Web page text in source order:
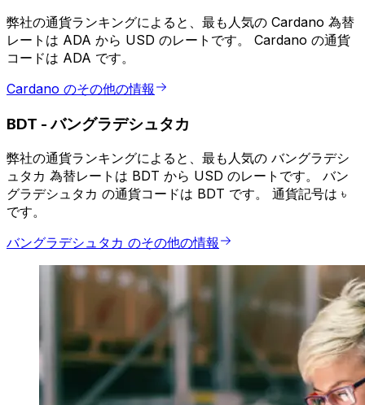
弊社の通貨ランキングによると、最も人気の Cardano 為替
レートは ADA から USD のレートです。 Cardano の通貨
コードは ADA です。
Cardano のその他の情報
BDT -バングラデシュタカ
弊社の通貨ランキングによると、最も人気の バングラデシ
ュタカ 為替レートは BDT から USD のレートです。 バン
グラデシュタカ の通貨コードは BDT です。 通貨記号は ৳
です。
バングラデシュタカ のその他の情報